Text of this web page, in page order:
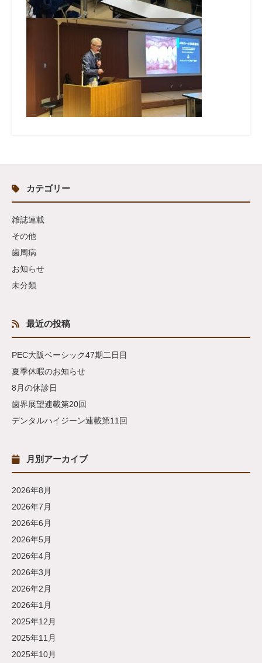
カテゴリー
雑誌連載
その他
歯周病
お知らせ
未分類
最近の投稿
PEC大阪ベーシック47期二日目
夏季休暇のお知らせ
8月の休診日
歯界展望連載第20回
デンタルハイジーン連載第11回
月別アーカイブ
2026年8月
2026年7月
2026年6月
2026年5月
2026年4月
2026年3月
2026年2月
2026年1月
2025年12月
2025年11月
2025年10月